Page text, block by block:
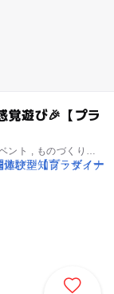
覚遊び🎉【プラ
ント , ものづくり・